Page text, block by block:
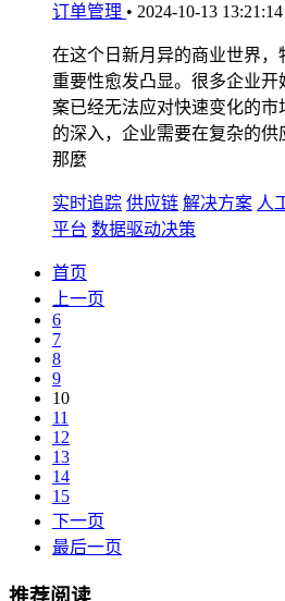
订单管理 • 2024-10-13 13:21:14
在这个日新月异的商业世界，
重要性愈发凸显。很多企业
案已经无法应对快速变化的
的深入，企业需要在复杂的供
那麼
实时追踪 供应链 解决方案 人
平台 数据驱动决策
首页
上一页
6
7
8
9
10
11
12
13
14
15
下一页
最后一页
推荐阅读